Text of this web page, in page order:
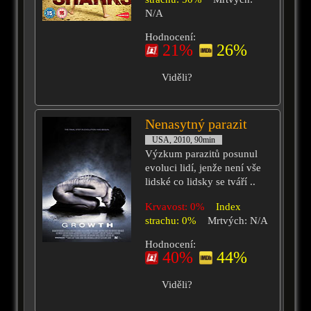
N/A
Hodnocení:
21% 26%
Viděli?
Nenasytný parazit
USA, 2010, 90min
Výzkum parazitů posunul
evoluci lidí, jenže není vše
lidské co lidsky se tváří ..
Krvavost: 0%
Index
strachu: 0%
Mrtvých: N/A
Hodnocení:
40% 44%
Viděli?